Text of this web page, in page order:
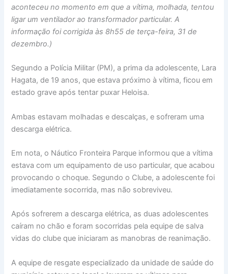
aconteceu no momento em que a vítima, molhada, tentou
ligar um ventilador ao transformador particular. A
informação foi corrigida às 8h55 de terça-feira, 31 de
dezembro.)
Segundo a Polícia Militar (PM), a prima da adolescente, Lara
Hagata, de 19 anos, que estava próximo à vítima, ficou em
estado grave após tentar puxar Heloisa.
Ambas estavam molhadas e descalças, e sofreram uma
descarga elétrica.
Em nota, o Náutico Fronteira Parque informou que a vítima
estava com um equipamento de uso particular, que acabou
provocando o choque. Segundo o Clube, a adolescente foi
imediatamente socorrida, mas não sobreviveu.
Após sofrerem a descarga elétrica, as duas adolescentes
caíram no chão e foram socorridas pela equipe de salva
vidas do clube que iniciaram as manobras de reanimação.
A equipe de resgate especializado da unidade de saúde do